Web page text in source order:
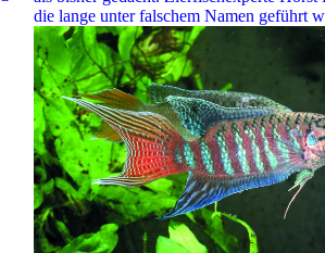
die lange unter falschem Namen geführt